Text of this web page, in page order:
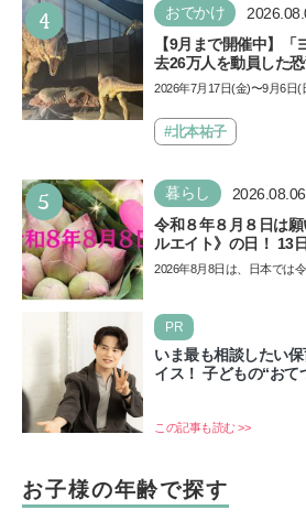
4 おでかけ
【9月まで開催中】
去26万人を動員した
夏休みのおでかけで楽
2026年7月17日(金)〜9月6日(
催…#北本祐子
5 暮らし 2026.08.06
令和８年８月８日は
ルエイト》の日！ 13
日食の影響にも注目
2026年8月8日は、日本では
PR
いま最も相談したい
イス！ 子どもの“おて
この記事も読む >>
お子様の年齢で探す